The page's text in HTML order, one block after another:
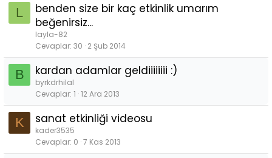
L
benden size bir kaç etkinlik umarım
beğenirsiz...
layla-82
Cevaplar 30 2 Şub 2014
B kardan adamlar geldiiiiiiii :)
byrkdrhilal
Cevaplar 1 12 Ara 2013
K sanat etkinliği videosu
kader3535
Cevaplar 0 7 Kas 2013